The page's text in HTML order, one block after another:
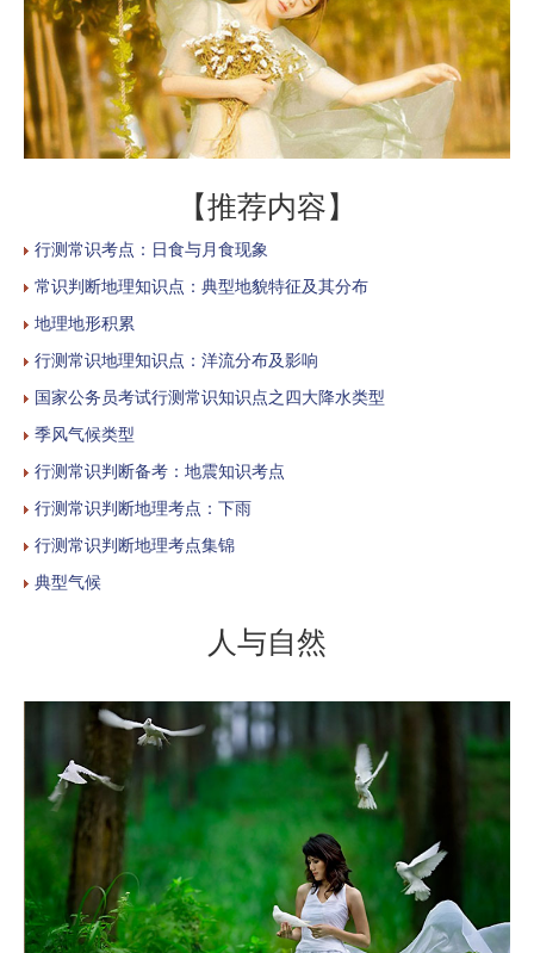
【推荐内容】
行测常识考点：日食与月食现象
常识判断地理知识点：典型地貌特征及其分布
地理地形积累
行测常识地理知识点：洋流分布及影响
国家公务员考试行测常识知识点之四大降水类型
季风气候类型
行测常识判断备考：地震知识考点
行测常识判断地理考点：下雨
行测常识判断地理考点集锦
典型气候
人与自然